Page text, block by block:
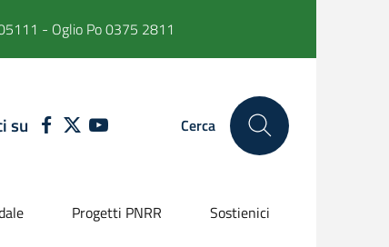
- Oglio Po 0375 2811
suFACEBOOK
TWITTERYOUTUBE Cerca
Progetti PNRR
Sostienici